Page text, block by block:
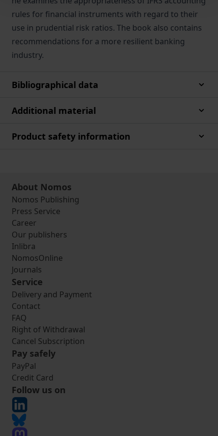
rules for financial instruments with regard to their
use in prudential risk ratios. The book also contains
recommendations for a more resilient banking
industry.
Bibliographical data
Additional material
Product safety information
About Nomos
Nomos Publishing
Press Service
Career
Our publishers
Inlibra
NomosOnline
Journals
Service
Delivery and Payment
Contact
FAQ
Right of Withdrawal
Cancel Subscription
Pay safely
PayPal
Credit Card
Follow us on